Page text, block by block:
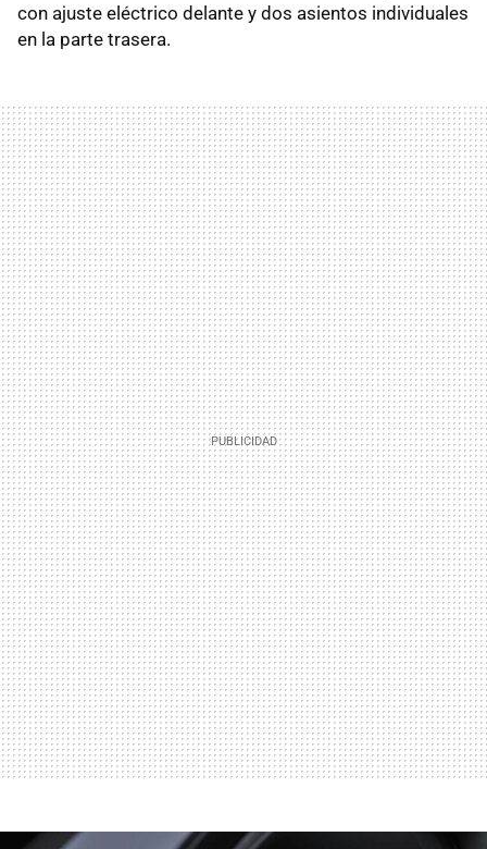
con ajuste eléctrico delante y dos asientos individuales
en la parte trasera.